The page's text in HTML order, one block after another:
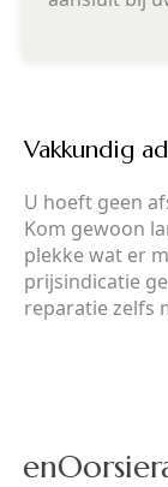
Vakkundig
U hoeft geen
Kom gewoon
plekke wat er
prijsindicatie
reparatie zelfs